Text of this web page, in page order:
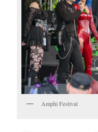
Amphi Festival